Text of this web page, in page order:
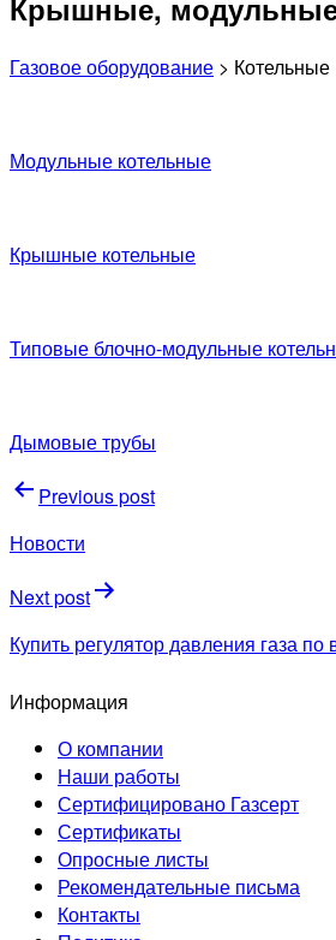
Крышные,
Газовое оборудование > Котельные
Модульные котельные
Крышные котельные
Типовые блочно-модульные
Дымовые трубы
Навигация
по
записям
Previous post
Новости
Next post
Купить регулятор давления газа
Информация
О компании
Наши работы
Сертифицировано Газсерт
Сертификаты
Опросные листы
Рекомендательные письма
Контакты